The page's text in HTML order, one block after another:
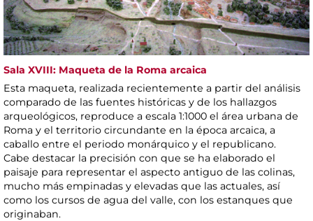
Sala XVIII: Maqueta de la Roma arcaica
Esta maqueta, realizada recientemente a partir del análisis
comparado de las fuentes históricas y de los hallazgos
arqueológicos, reproduce a escala 1:1000 el área urbana de
Roma y el territorio circundante en la época arcaica, a
caballo entre el periodo monárquico y el republicano.
Cabe destacar la precisión con que se ha elaborado el
paisaje para representar el aspecto antiguo de las colinas,
mucho más empinadas y elevadas que las actuales, así
como los cursos de agua del valle, con los estanques que
originaban.